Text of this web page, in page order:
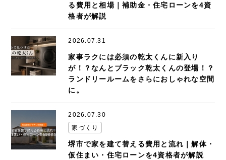
る費用と相場｜補助金・住宅ローンを4資
格者が解説
2026.07.31
家事ラクには必須の乾太くんに新入り
が！？なんとブラック乾太くんの登場！？
ランドリールームをさらにおしゃれな空間
に。
2026.07.30
家づくり
堺市で家を建て替える費用と流れ｜解体・
仮住まい・住宅ローンを4資格者が解説